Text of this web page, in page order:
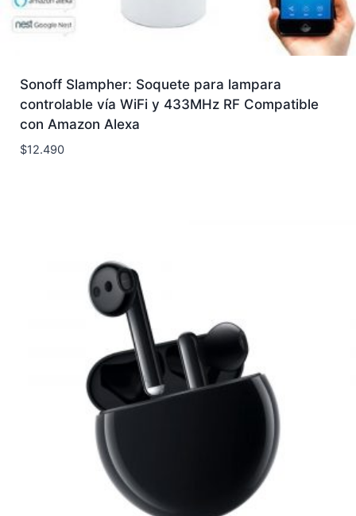
Sonoff Slampher: Soquete para lampara
controlable vía WiFi y 433MHz RF Compatible
con Amazon Alexa
$12.490